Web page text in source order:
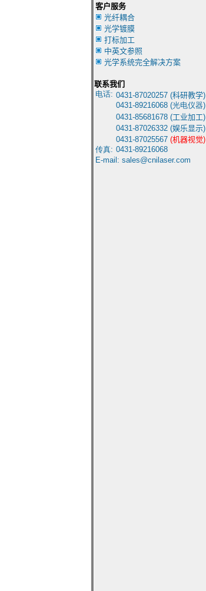
客户服务
光纤耦合
光学镀膜
打标加工
中英文参照
光学系统完全解决方案
联系我们
电话: 0431-87020257 (科研教学)
0431-89216068 (光电仪器)
0431-85681678 (工业加工)
0431-87026332 (娱乐显示)
0431-87025567 (机器视觉)
传真: 0431-89216068
E-mail: sales@cnilaser.com